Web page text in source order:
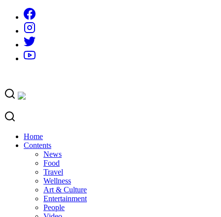
content
Home
Contents
News
Food
Travel
Wellness
Art & Culture
Entertainment
People